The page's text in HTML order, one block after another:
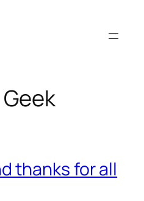
Geek
thanks for all